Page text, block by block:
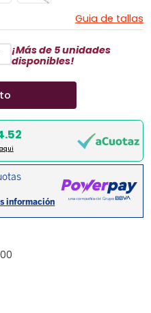
Guia de tallas
¡Más de 5 unidades
disponibles!